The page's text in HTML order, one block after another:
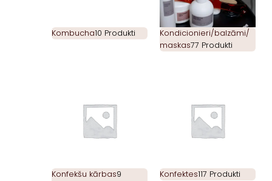
Kombucha10 Produkti
Kondicionieri/balzāmi/
maskas77 Produkti
Konfekšu kārbas9
Konfektes117 Produkti